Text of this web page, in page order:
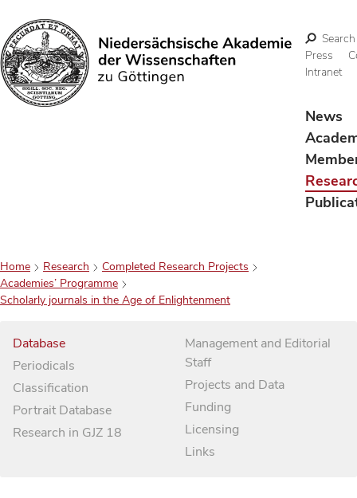
Search
Search
Press
Intranet
News
Home Research
Completed Research Projects
Academies’ Programme
Scholarly journals in the Age of Enlightenment
Database
Periodicals
Classification
Portrait Database
Research in GJZ 18
Management and Editorial
Staff
Projects and Data
Funding
Licensing
Links